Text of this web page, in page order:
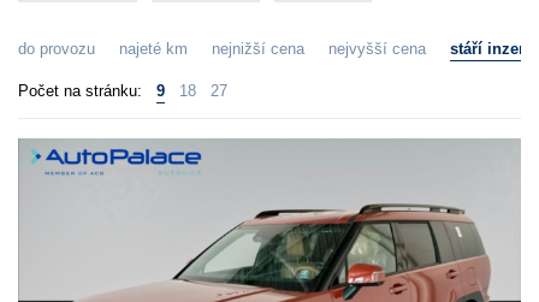
do provozu najeté km nejnižší cena nejvyšší cena stáří
Počet na stránku: 9 18 27